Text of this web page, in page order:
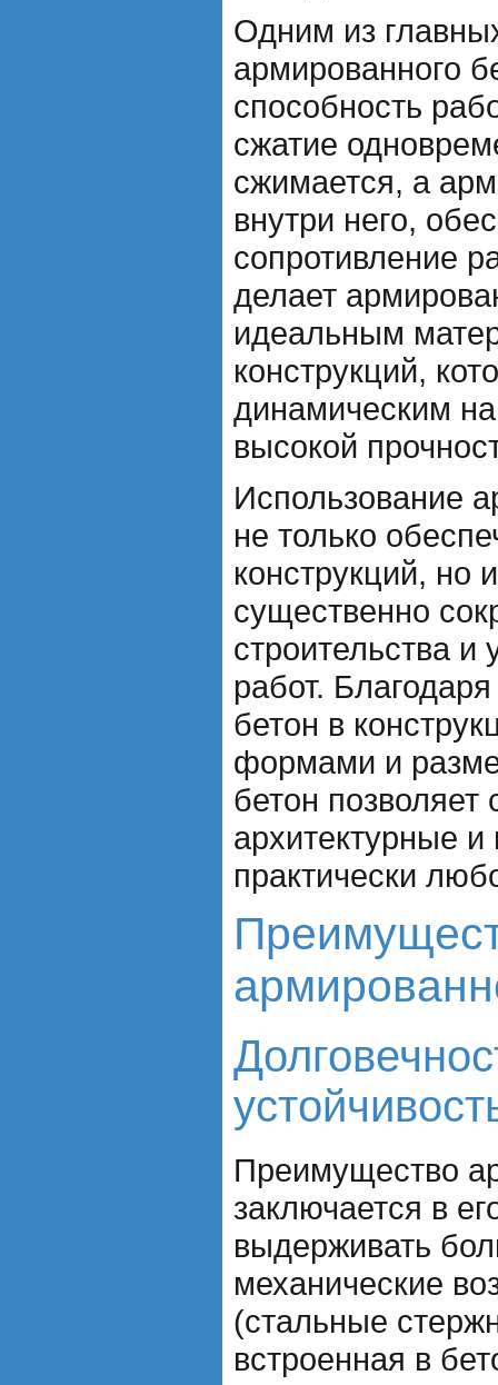
Одним из
армированного
способность
сжатие
сжимается, а
внутри него,
сопротивление
делает
идеальным
конструкций,
динамическим
высокой
Использование
не только
конструкций, но
существенно
строительства и
работ.
бетон в
формами и
бетон позволяет
архитектурные
практически
Преимущество
заключается в
выдерживать
механические
(стальные
встроенная в